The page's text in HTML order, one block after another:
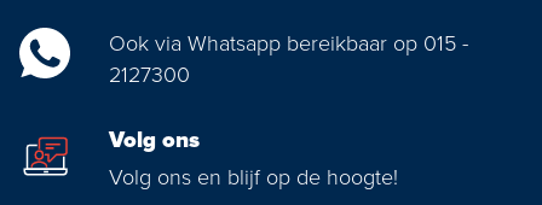
Ook via Whatsapp bereikbaar op 015 -
2127300
Volg ons
Volg ons en blijf op de hoogte!